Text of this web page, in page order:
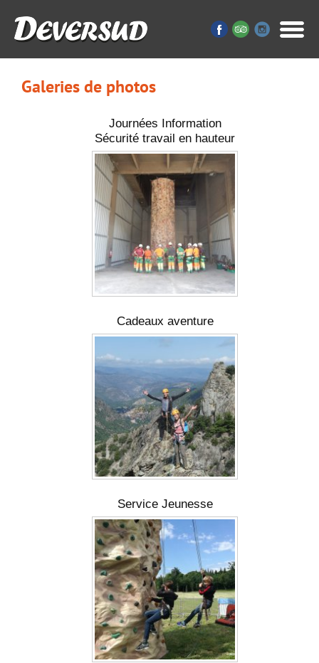
Galeries de photos
Journées Information
Sécurité travail en hauteur
Cadeaux aventure
Service Jeunesse